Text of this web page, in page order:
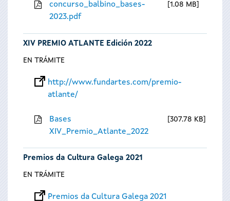
concurso_balbino_bases-
2023.pdf
1.08 MB
XIV PREMIO ATLANTE Edición 2022
EN TRÁMITE
http://www.fundartes.com/premio-
atlante/
Bases
XIV_Premio_Atlante_2022
307.78 KB
Premios da Cultura Galega 2021
EN TRÁMITE
Premios da Cultura Galega 2021